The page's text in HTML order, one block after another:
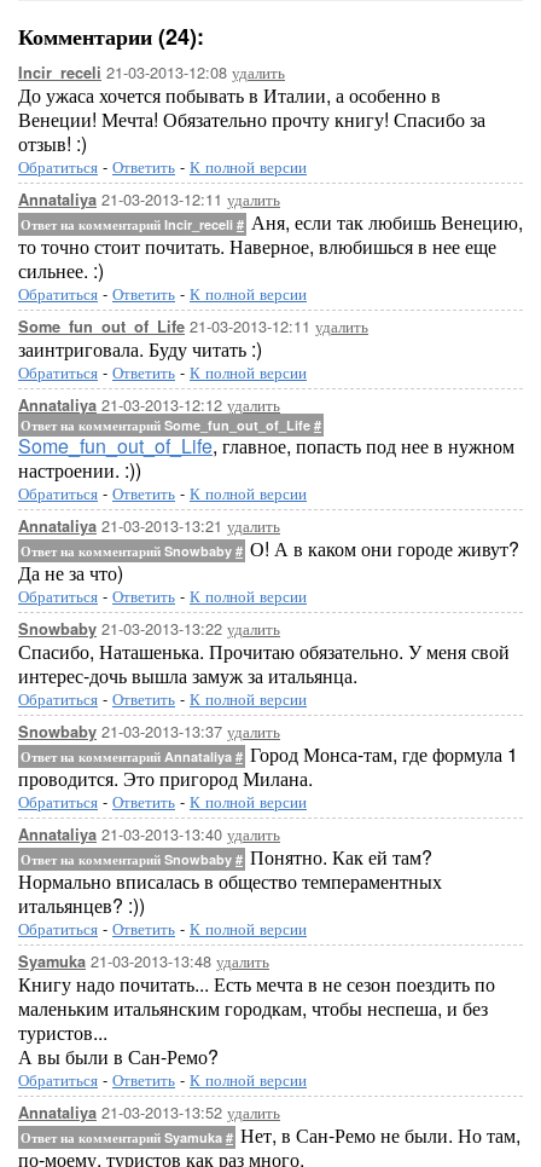
Комментарии (24):
Incir_receli 21-03-2013-12:08 удалить
До ужаса хочется побывать в Италии, а особенно в
Венеции! Мечта! Обязательно прочту книгу! Спасибо за
отзыв! :)
Обратиться - Ответить - К полной версии
Annataliya 21-03-2013-12:11 удалить
Ответ на комментарий Incir_receli # Аня, если так любишь Венецию,
то точно стоит почитать. Наверное, влюбишься в нее еще
сильнее. :)
Обратиться - Ответить - К полной версии
Some_fun_out_of_Life 21-03-2013-12:11 удалить
заинтриговала. Буду читать :)
Обратиться - Ответить - К полной версии
Annataliya 21-03-2013-12:12 удалить
Ответ на комментарий Some_fun_out_of_Life #
Some_fun_out_of_Life, главное, попасть под нее в нужном
настроении. :))
Обратиться - Ответить - К полной версии
Annataliya 21-03-2013-13:21 удалить
Ответ на комментарий Snowbaby # О! А в каком они городе живут?
Да не за что)
Обратиться - Ответить - К полной версии
Snowbaby 21-03-2013-13:22 удалить
Спасибо, Наташенька. Прочитаю обязательно. У меня свой
интерес-дочь вышла замуж за итальянца.
Обратиться - Ответить - К полной версии
Snowbaby 21-03-2013-13:37 удалить
Ответ на комментарий Annataliya # Город Монса-там, где формула 1
проводится. Это пригород Милана.
Обратиться - Ответить - К полной версии
Annataliya 21-03-2013-13:40 удалить
Ответ на комментарий Snowbaby # Понятно. Как ей там?
Нормально вписалась в общество темпераментных
итальянцев? :))
Обратиться - Ответить - К полной версии
Syamuka 21-03-2013-13:48 удалить
Книгу надо почитать... Есть мечта в не сезон поездить по
маленьким итальянским городкам, чтобы неспеша, и без
туристов...
А вы были в Сан-Ремо?
Обратиться - Ответить - К полной версии
Annataliya 21-03-2013-13:52 удалить
Ответ на комментарий Syamuka # Нет, в Сан-Ремо не были. Но там,
по-моему, туристов как раз много.